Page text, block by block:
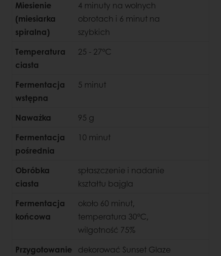
Miesienie
(miesiarka
spiralna)
4 minuty na wolnych
obrotach i 6 minut na
szybkich
Temperatura
ciasta
25 - 27°C
Fermentacja
wstępna
5 minut
Naważka
95 g
Fermentacja
pośrednia
10 minut
Obróbka
ciasta
spłaszczenie i nadanie
kształtu bajgla
Fermentacja
końcowa
około 60 minut,
temperatura 30°C,
wilgotność 75%
Przygotowanie
dekorować Sunset Glaze